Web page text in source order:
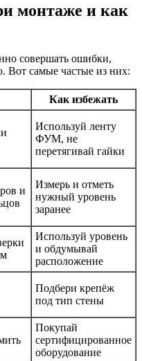
монтаже и как
совершать ошибки,
Вот самые частые из них:
Как избежать
Используй ленту
ФУМ, не
перетягивай гайки
и
Измерь и отметь
нужный уровень
заранее
Используй уровень
и обдумывай
расположение
Подбери крепёж
под тип стены
Покупай
сертифицированное
оборудование